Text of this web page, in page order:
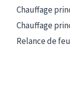
Chauffage
Chauffage
Relance de